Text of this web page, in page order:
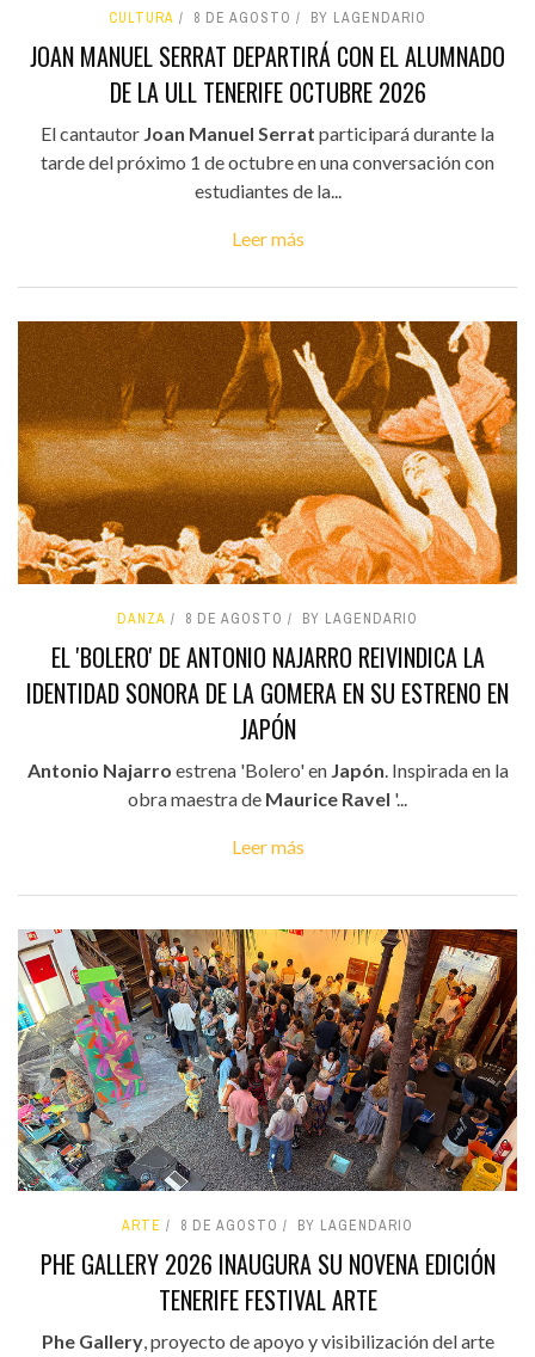
CULTURA 8 DE AGOSTO BY LAGENDARIO
JOAN MANUEL SERRAT DEPARTIRÁ CON EL ALUMNADO
DE LA ULL TENERIFE OCTUBRE 2026
El cantautor Joan Manuel Serrat participará durante la
tarde del próximo 1 de octubre en una conversación con
estudiantes de la...
Leer más
DANZA 8 DE AGOSTO BY LAGENDARIO
EL 'BOLERO' DE ANTONIO NAJARRO REIVINDICA LA
IDENTIDAD SONORA DE LA GOMERA EN SU ESTRENO EN
JAPÓN
Antonio Najarro estrena 'Bolero' en Japón . Inspirada en la
obra maestra de Maurice Ravel '...
Leer más
ARTE 8 DE AGOSTO BY LAGENDARIO
PHE GALLERY 2026 INAUGURA SU NOVENA EDICIÓN
TENERIFE FESTIVAL ARTE
Phe Gallery, proyecto de apoyo y visibilización del arte